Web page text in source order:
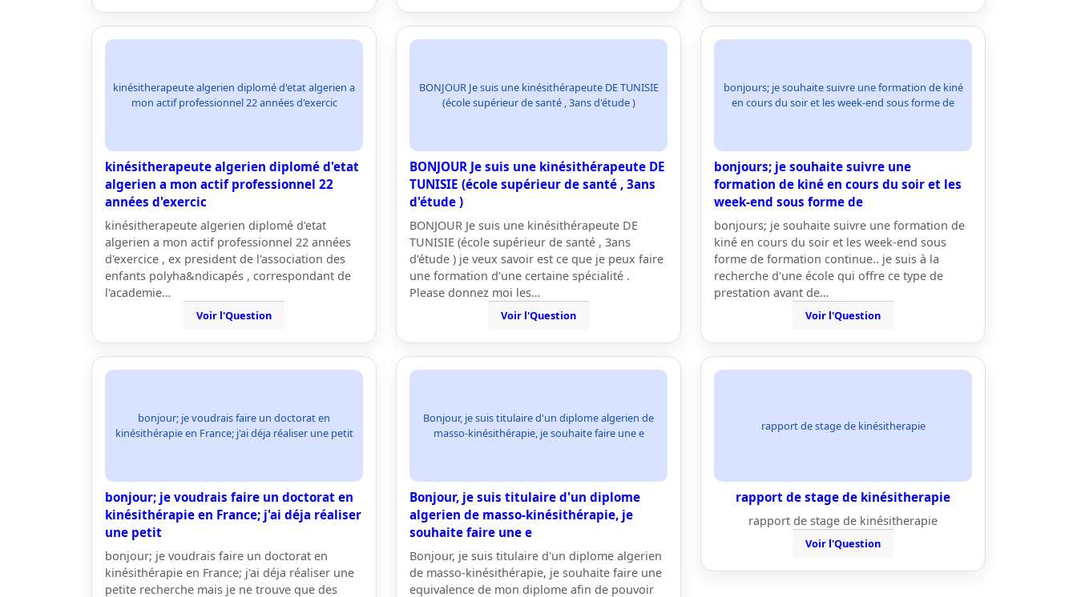
kinésitherapeute algerien diplomé d'etat algerien a
mon actif professionnel 22 années d'exercic
kinésitherapeute algerien diplomé d'etat
algerien a mon actif professionnel 22
années d'exercic
kinésitherapeute algerien diplomé d'etat
algerien a mon actif professionnel 22 années
d'exercice , ex president de l'association des
enfants polyha&ndicapés , correspondant de
l'academie…
Voir l'Question
BONJOUR Je suis une kinésithérapeute DE TUNISIE
(école supérieur de santé , 3ans d'étude )
BONJOUR Je suis une kinésithérapeute DE
TUNISIE (école supérieur de santé , 3ans
d'étude )
BONJOUR Je suis une kinésithérapeute DE
TUNISIE (école supérieur de santé , 3ans
d'étude ) je veux savoir est ce que je peux faire
une formation d'une certaine spécialité .
Please donnez moi les…
Voir l'Question
bonjours; je souhaite suivre une formation de kiné
en cours du soir et les week-end sous forme de
bonjours; je souhaite suivre une
formation de kiné en cours du soir et les
week-end sous forme de
bonjours; je souhaite suivre une formation de
kiné en cours du soir et les week-end sous
forme de formation continue.. je suis à la
recherche d'une école qui offre ce type de
prestation avant de…
Voir l'Question
bonjour; je voudrais faire un doctorat en
kinésithérapie en France; j'ai déja réaliser une petit
bonjour; je voudrais faire un doctorat en
kinésithérapie en France; j'ai déja réaliser
une petit
bonjour; je voudrais faire un doctorat en
kinésithérapie en France; j'ai déja réaliser une
petite recherche mais je ne trouve que des
Bonjour, je suis titulaire d'un diplome algerien de
masso-kinésithérapie, je souhaite faire une e
Bonjour, je suis titulaire d'un diplome
algerien de masso-kinésithérapie, je
souhaite faire une e
Bonjour, je suis titulaire d'un diplome algerien
de masso-kinésithérapie, je souhaite faire une
equivalence de mon diplome afin de pouvoir
rapport de stage de kinésitherapie
rapport de stage de kinésitherapie
rapport de stage de kinésitherapie
Voir l'Question